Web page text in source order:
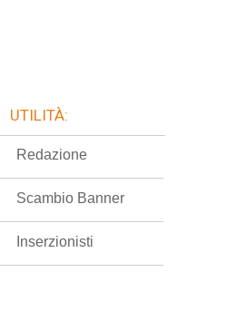
UTILITÀ:
Redazione
Scambio Banner
Inserzionisti